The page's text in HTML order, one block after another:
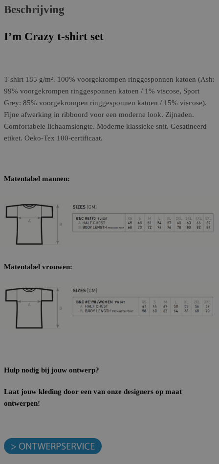
Beschrijving
I’m Crazy t-shirt set
T-shirt 185 g/m². 100% voorgekrompen ringgesponnen katoen (Ash:
99% voorgekrompen ringgesponnen katoen / 1% viscose, Sport
Grey: 85% voorgekrompen ringgesponnen katoen / 15% viscose).
Fijne afwerking in ribboord voor een moderne look. Zijnaden.
Comfortabele lichaamslengte. Moderne klassieke snit. Gesatineerd
etiket. Oeko-Tex 100-certificaat.
Matentabel mannen:
Matentabel vrouwen:
Hulp nodig bij jouw ontwerp?
Laat jouw kleding door een van onze designers op maat
ontwerpen!